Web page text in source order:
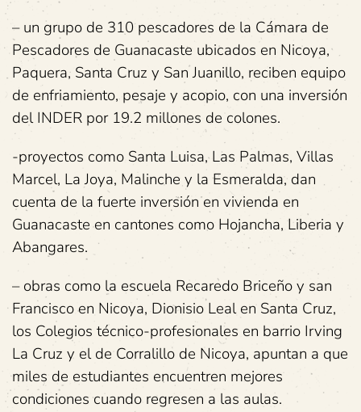
– un grupo de 310 pescadores de la Cámara de
Pescadores de Guanacaste ubicados en Nicoya,
Paquera, Santa Cruz y San Juanillo, reciben equipo
de enfriamiento, pesaje y acopio, con una inversión
del INDER por 19.2 millones de colones.
-proyectos como Santa Luisa, Las Palmas, Villas
Marcel, La Joya, Malinche y la Esmeralda, dan
cuenta de la fuerte inversión en vivienda en
Guanacaste en cantones como Hojancha, Liberia y
Abangares.
– obras como la escuela Recaredo Briceño y san
Francisco en Nicoya, Dionisio Leal en Santa Cruz,
los Colegios técnico-profesionales en barrio Irving
La Cruz y el de Corralillo de Nicoya, apuntan a que
miles de estudiantes encuentren mejores
condiciones cuando regresen a las aulas.